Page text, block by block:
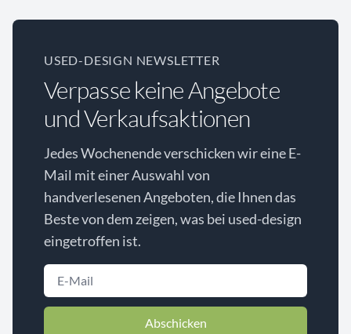
USED-DESIGN NEWSLETTER
Verpasse keine Angebote
und Verkaufsaktionen
Jedes Wochenende verschicken wir eine E-
Mail mit einer Auswahl von
handverlesenen Angeboten, die Ihnen das
Beste von dem zeigen, was bei used-design
eingetroffen ist.
Abschicken